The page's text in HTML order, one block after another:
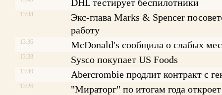
DHL тестирует беспилотники
13:38
Экс-глава Marks & Spencer
работу
13:36 McDonald's сообщила о слабых
13:33 Sysco покупает US Foods
13:30 Abercrombie продлит контракт с
13:26 "Мираторг" по итогам года